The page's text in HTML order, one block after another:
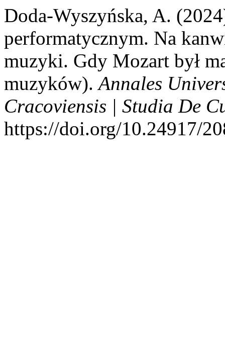
Doda-Wyszyńska, A.
performatycznym. Na
muzyki. Gdy Mozart był
muzyków).Annales
Cracoviensis | Studia De
https://doi.org/10.24917/